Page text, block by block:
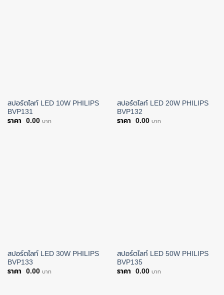
สปอร์ตไลท์ LED 10W PHILIPS
BVP131
0.00 บาท
สปอร์ตไลท์ LED 20W PHILIPS
BVP132
0.00 บาท
สปอร์ตไลท์ LED 30W PHILIPS
BVP133
0.00 บาท
สปอร์ตไลท์ LED 50W PHILIPS
BVP135
0.00 บาท